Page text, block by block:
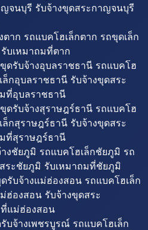
จนบุรี รับจ้างขุดสระกาญจนบุรี
าก รถแบคโฮเล็กตาก รถขุดเล็ก
บเหมาถมที่ตาก
ดรับจ้างอุบลราชธานี รถแบคโฮ
กอุบลราชธานี รับจ้างขุดสระ
ที่อุบลราชธานี
ดรับจ้างสุราษฎร์ธานี รถแบคโฮ
กสุราษฎร์ธานี รับจ้างขุดสระ
ที่สุราษฎร์ธานี
งชัยภูมิ รถแบคโฮเล็กชัยภูมิ รถ
ระชัยภูมิ รับเหมาถมที่ชัยภูมิ
รับจ้างแม่ฮ่องสอน รถแบคโฮเล็ก
ฮ่องสอน รับจ้างขุดสระ
แม่ฮ่องสอน
บจ้างเพชรบูรณ์ รถแบคโฮเล็ก